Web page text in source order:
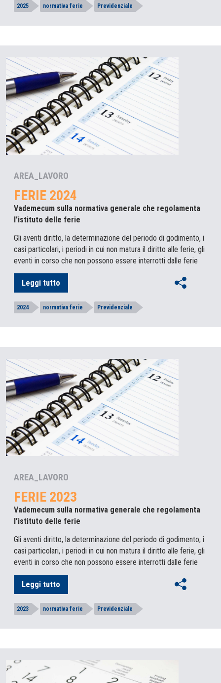
2025 normativa ferie Previdenziale
AREA_LAVORO
FERIE 2024
Vademecum sulla normativa generale che regolamenta
l’istituto delle ferie
Gli aventi diritto, la determinazione del periodo di godimento, i
casi particolari, i periodi in cui non matura il diritto alle ferie, gli
eventi in corso che non possono essere interrotti dalle ferie
Leggi tutto
2024 normativa ferie Previdenziale
AREA_LAVORO
FERIE 2023
Vademecum sulla normativa generale che regolamenta
l’istituto delle ferie
Gli aventi diritto, la determinazione del periodo di godimento, i
casi particolari, i periodi in cui non matura il diritto alle ferie, gli
eventi in corso che non possono essere interrotti dalle ferie
Leggi tutto
2023 normativa ferie Previdenziale